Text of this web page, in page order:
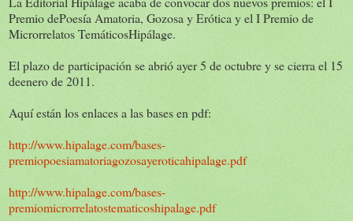
Premio dePoesía Amatoria, Gozosa y Erótica y el I Premio de
Microrrelatos TemáticosHipálage.
El plazo de participación se abrió ayer 5 de octubre y se cierra el 15
deenero de 2011.
Aquí están los enlaces a las bases en pdf:
http://www.hipalage.com/bases-
premiopoesiamatoriagozosayeroticahipalage.pdf
http://www.hipalage.com/bases-
premiomicrorrelatostematicoshipalage.pdf